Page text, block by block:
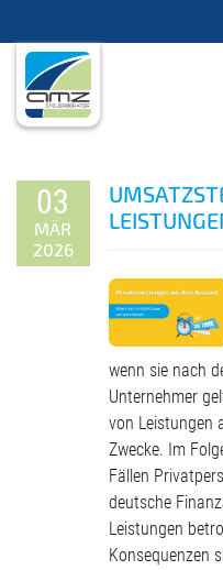
03
MÄR
2026
wenn sie nach
Unternehmer
von Leistungen
Zwecke. Im
Fällen
deutsche
Leistungen
Konsequenzen